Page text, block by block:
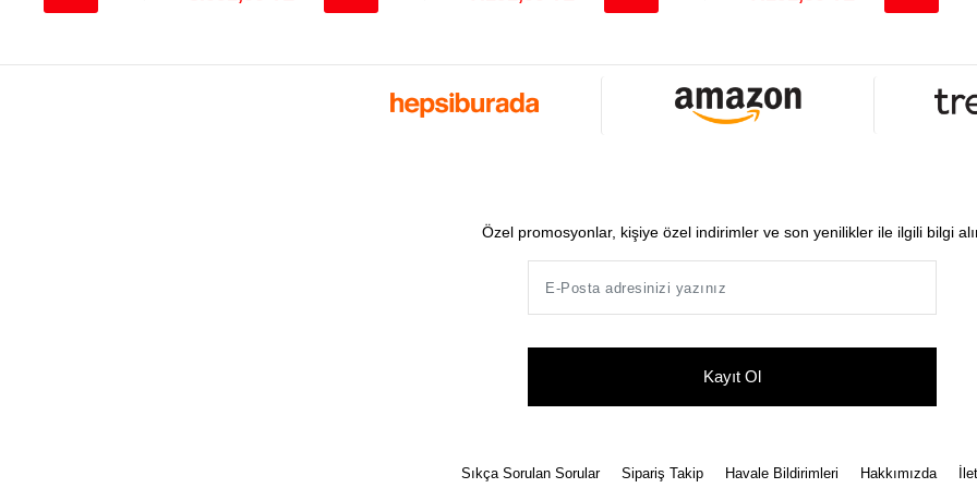
Özel promosyonlar, kişiye özel indirimler ve son yenilikler ile ilgili bilgi
Kayıt Ol
Sıkça Sorulan Sorular Sipariş Takip Havale Bildirimleri Hakkımızda